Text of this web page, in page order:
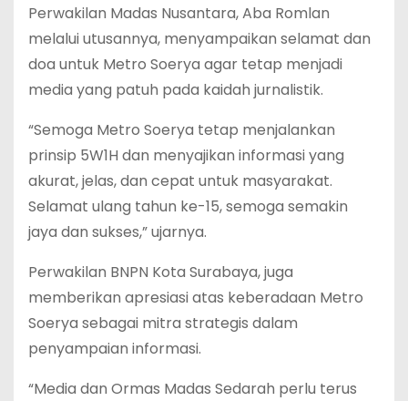
Perwakilan Madas Nusantara, Aba Romlan
melalui utusannya, menyampaikan selamat dan
doa untuk Metro Soerya agar tetap menjadi
media yang patuh pada kaidah jurnalistik.
“Semoga Metro Soerya tetap menjalankan
prinsip 5W1H dan menyajikan informasi yang
akurat, jelas, dan cepat untuk masyarakat.
Selamat ulang tahun ke-15, semoga semakin
jaya dan sukses,” ujarnya.
Perwakilan BNPN Kota Surabaya, juga
memberikan apresiasi atas keberadaan Metro
Soerya sebagai mitra strategis dalam
penyampaian informasi.
“Media dan Ormas Madas Sedarah perlu terus